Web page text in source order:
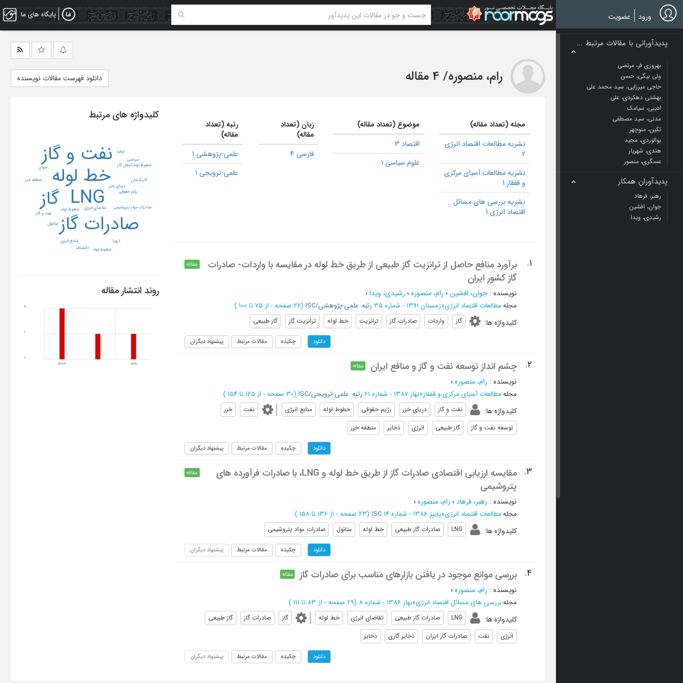
Skip
to
main
پایگاه های ما ورود عضویت
پدیدآورانی با مقالات مرتبط ...
بهروزی ‌فر، مرتضی
ولی بیگی، حسن
حاجی میرزایی، سید محمد علی
بهشتی دهکردی، علی
ادیبی، سیامک
مدنی، سید مصطفی
تکین، منوچهر
بوالوردی، مجید
هندی، شهریار
عسگری، منصور
پدیدآوران همکار
رهبر، فرهاد
جوان، افشین
رشیدی، ویدا
رام، منصوره/ 4 مقاله دانلود فهرست مقالات نویسنده
مجله (تعداد مقاله)
نشریه مطالعات اقتصاد انرژی
2
نشریه مطالعات آسیای مرکزی
و قفقاز 1
نشریه بررسی های مسائل
اقتصاد انرژی 1
موضوع (تعداد مقاله)
اقتصاد 3
علوم سیاسی 1
زبان (تعداد
مقاله)
فارسی 4
رتبه (تعداد
مقاله)
علمی-پژوهشی 1
علمی-ترویجی 1
1.
برآورد منافع حاصل از ترانزیت گاز طبیعی از طریق خط لوله در مقایسه با واردات- صادرات
گاز کشور ایران
مقاله
نویسنده : جوان، افشین؛ رام، منصوره؛ رشیدی، ویدا؛
مجله:مطالعات اقتصاد انرژی»زمستان 1391 - شماره 35 رتبه: علمی-پژوهشی/ISC (‎26 صفحه - از 75 تا 100 )
کلیدواژه ها: گاز واردات صادرات گاز ترانزیت خط لوله ترانزیت گاز گاز طبیعی
دانلود چکیده مقالات مرتبط پیشنهاد دیگران
2. چشم انداز توسعه نفت و گاز و منافع ایران مقاله
نویسنده : رام، منصوره؛
مجله:مطالعات آسیای مرکزی و قفقاز»بهار 1387 - شماره 61 رتبه: علمی-ترویجی/ISC (‎30 صفحه - از 125 تا 154 )
کلیدواژه ها: نفت و گاز دریای خزر رژیم حقوقی خطوط لوله منابع انرژی نفت
خزر
توسعه نفت و گاز
گاز طبیعی انرژی ذخایر منطقه خزر
دانلود چکیده مقالات مرتبط پیشنهاد دیگران
3.
مقایسه ارزیابی اقتصادی صادرات گاز از طریق خط لوله و LNG، با صادرات فرآورده های
پتروشیمی
مقاله
نویسنده : رهبر، فرهاد؛ رام، منصوره؛
مجله:مطالعات اقتصاد انرژی»پاییز 1386 - شماره 14 ISC (‎23 صفحه - از 136 تا 158 )
کلیدواژه ها:
LNG صادرات گاز طبیعی خط لوله متانول صادرات مواد پتروشیمی
دانلود چکیده مقالات مرتبط پیشنهاد دیگران
4. بررسی موانع موجود در یافتن بازارهای مناسب برای صادرات گاز مقاله
نویسنده : رام، منصوره؛
مجله:بررسی های مسائل اقتصاد انرژی»بهار 1386 - شماره 8 (‎29 صفحه - از 83 تا 111 )
کلیدواژه ها:
LNG صادرات گاز طبیعی تقاضای انرژی خط لوله گاز صادرات گاز
گاز طبیعی
انرژی
نفت صادرات گاز ایران ذخایر گازی ذخایر
دانلود چکیده مقالات مرتبط پیشنهاد دیگران
کلیدواژه های مرتبط
LNG
خط لوله
صادرات گاز
گاز
نفت و گاز
تقاضای انرژی خطوط لوله
دریای خزر
رژیم حقوقی
صادرات مواد پتروشیمی
متانول
منابع انرژی
نفت و گاز
آذربایجان
اروپا
اکتشاف
تولید
جهان
خطوط لوله
خطوط لوله انتقال گاز
سیاسی
منطقه خزر
روند انتشار مقاله
1386 1391
0
1
2